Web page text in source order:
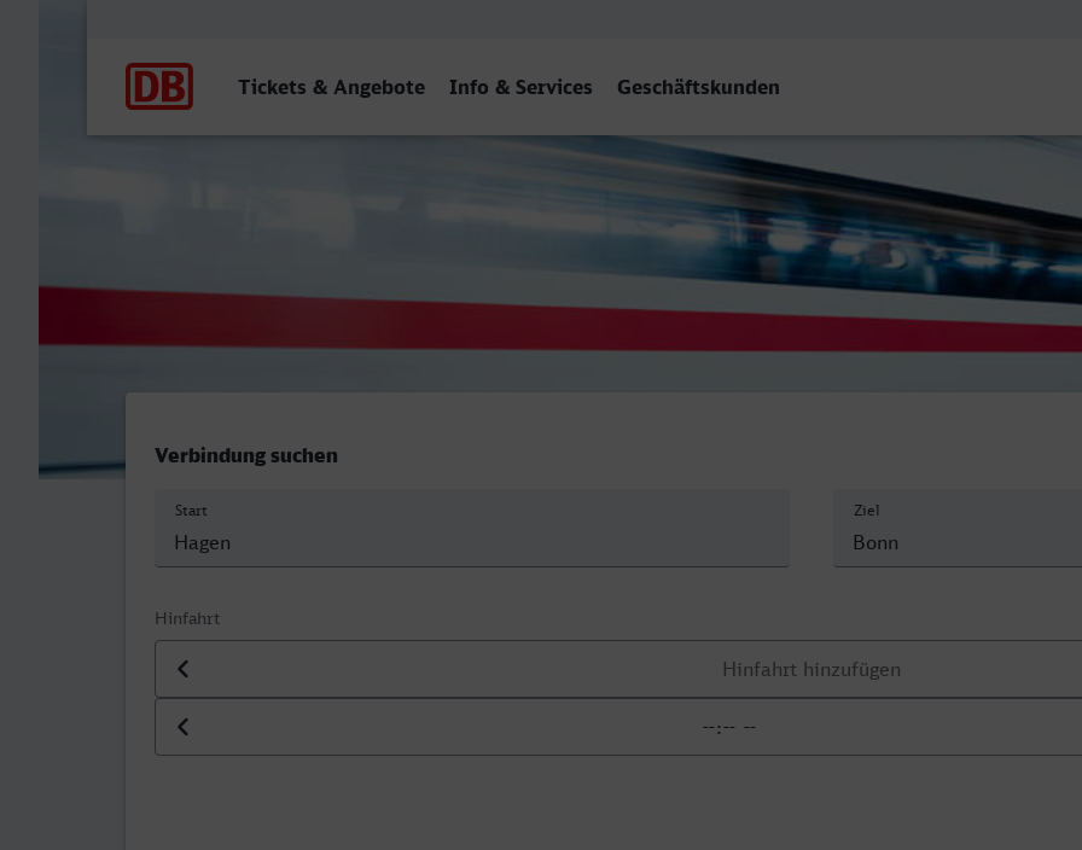
Tickets & Angebote Info & Services Geschäftskunden
Verbindung suchen
Start Ziel
Hinfahrt
Datum der Hinfahrt
Uhrzeit der Hinfahrt